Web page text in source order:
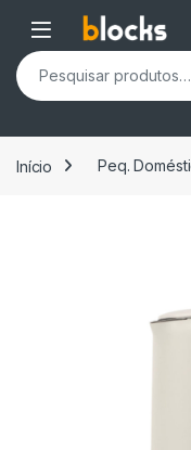
Skip to navigation
Skip to content
Open
Pesquisar por:
Início Peq.